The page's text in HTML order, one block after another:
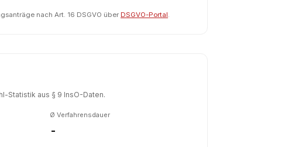
nach Art. 16 DSGVO über DSGVO-Portal.
Statistik aus § 9 InsO-Daten.
Ø Verfahrensdauer
-